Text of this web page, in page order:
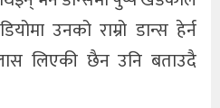
उनको राम्रो डान्स हेर्न
लिएकी छैन उनि बताउदै